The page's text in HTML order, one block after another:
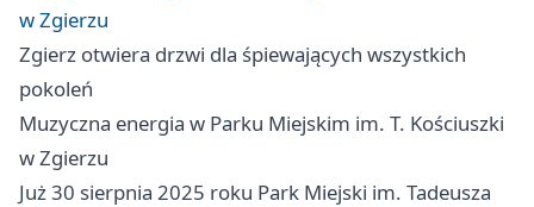
w Zgierzu
Zgierz otwiera drzwi dla śpiewających wszystkich
pokoleń
Muzyczna energia w Parku Miejskim im. T. Kościuszki
w Zgierzu
Już 30 sierpnia 2025 roku Park Miejski im. Tadeusza